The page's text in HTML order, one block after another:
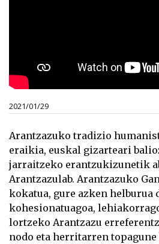
2021/01/29
Arantzazuko tradizio
eraikia, euskal gizarteari
jarraitzeko erantzukizunetik
Arantzazulab. Arantzazuko
kokatua, gure azken helburua
kohesionatuagoa,
lortzeko Arantzazu
nodo eta herritarren topagune